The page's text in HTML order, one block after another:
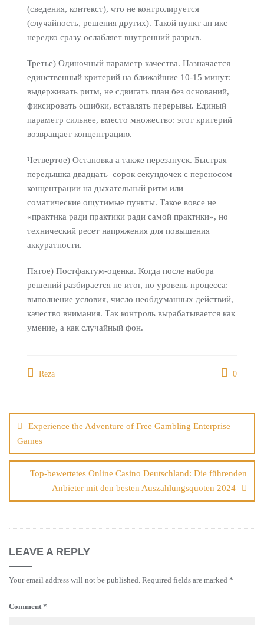
(сведения, контекст), что не контролируется
(случайность, решения других). Такой пункт ап икс
нередко сразу ослабляет внутренний разрыв.
Третье) Одиночный параметр качества. Назначается
единственный критерий на ближайшие 10-15 минут:
выдерживать ритм, не сдвигать план без оснований,
фиксировать ошибки, вставлять перерывы. Единый
параметр сильнее, вместо множество: этот критерий
возвращает концентрацию.
Четвертое) Остановка а также перезапуск. Быстрая
передышка двадцать–сорок секундочек с переносом
концентрации на дыхательный ритм или
соматические ощутимые пункты. Такое вовсе не
«практика ради практики ради самой практики», но
технический ресет напряжения для повышения
аккуратности.
Пятое) Постфактум-оценка. Когда после набора
решений разбирается не итог, но уровень процесса:
выполнение условия, число необдуманных действий,
качество внимания. Так контроль вырабатывается как
умение, а как случайный фон.
Reza 0
navigation
Experience the Adventure of Free Gambling Enterprise
Games
Top-bewertetes Online Casino Deutschland: Die führenden
Anbieter mit den besten Auszahlungsquoten 2024
LEAVE A REPLY
Your email address will not be published. Required fields are marked *
Comment*